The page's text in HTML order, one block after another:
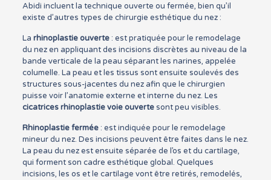
Abidi incluent la technique ouverte ou fermée, bien qu’il
existe d’autres types de chirurgie esthétique du nez :
La rhinoplastie ouverte: est pratiquée pour le remodelage
du nez en appliquant des incisions discrètes au niveau de la
bande verticale de la peau séparant les narines, appelée
columelle. La peau et les tissus sont ensuite soulevés des
structures sous-jacentes du nez afin que le chirurgien
puisse voir l’anatomie externe et interne du nez. Les
cicatrices rhinoplastie voie ouvertesont peu visibles.
Rhinoplastie fermée: est indiquée pour le remodelage
mineur du nez. Des incisions peuvent être faites dans le nez.
La peau du nez est ensuite séparée de l’os et du cartilage,
qui forment son cadre esthétique global. Quelques
incisions, les os et le cartilage vont être retirés, remodelés,